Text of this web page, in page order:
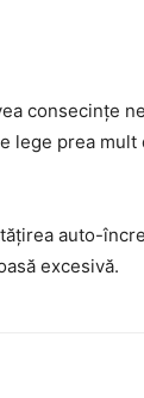
consecințe
lege prea
auto-
excesivă.